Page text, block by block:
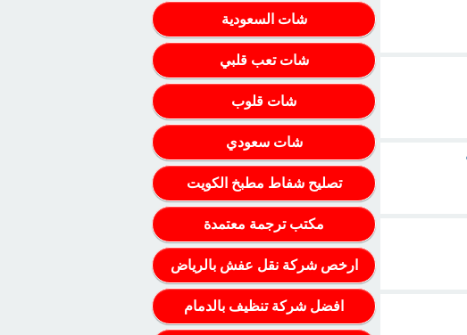
شات السعودية
شات تعب قلبي
شات قلوب
شات سعودي
تصليح شفاط مطبخ الكويت
مكتب ترجمة معتمدة
ارخص شركة نقل عفش بالرياض
افضل شركة تنظيف بالدمام